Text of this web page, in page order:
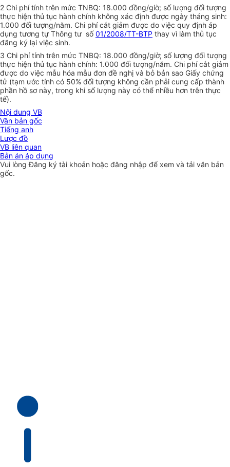
2 Chi phí tính trên mức TNBQ: 18.000 đồng/giờ; số lượng đối tượng
thực hiện thủ tục hành chính không xác định được ngày tháng sinh:
1.000 đối tượng/năm. Chi phí cắt giảm được do việc quy định áp
dụng tương tự Thông tư số01/2008/TT-BTP thay vì làm thủ tục
đăng ký lại việc sinh.
3 Chi phí tính trên mức TNBQ: 18.000 đồng/giờ; số lượng đối tượng
thực hiện thủ tục hành chính: 1.000 đối tượng/năm. Chi phí cắt giảm
được do việc mẫu hóa mẫu đơn đề nghị và bỏ bản sao Giấy chứng
tử (tạm ước tính có 50% đối tượng không cần phải cung cấp thành
phần hồ sơ này, trong khi số lượng này có thể nhiều hơn trên thực
tế).
Nội dung VB
Văn bản gốc
Tiếng anh
Lược đồ
VB liên quan
Bản án áp dụng
Vui lòngĐăng ký tài khoản hoặc đăng nhập để xem và tải văn bản
gốc.